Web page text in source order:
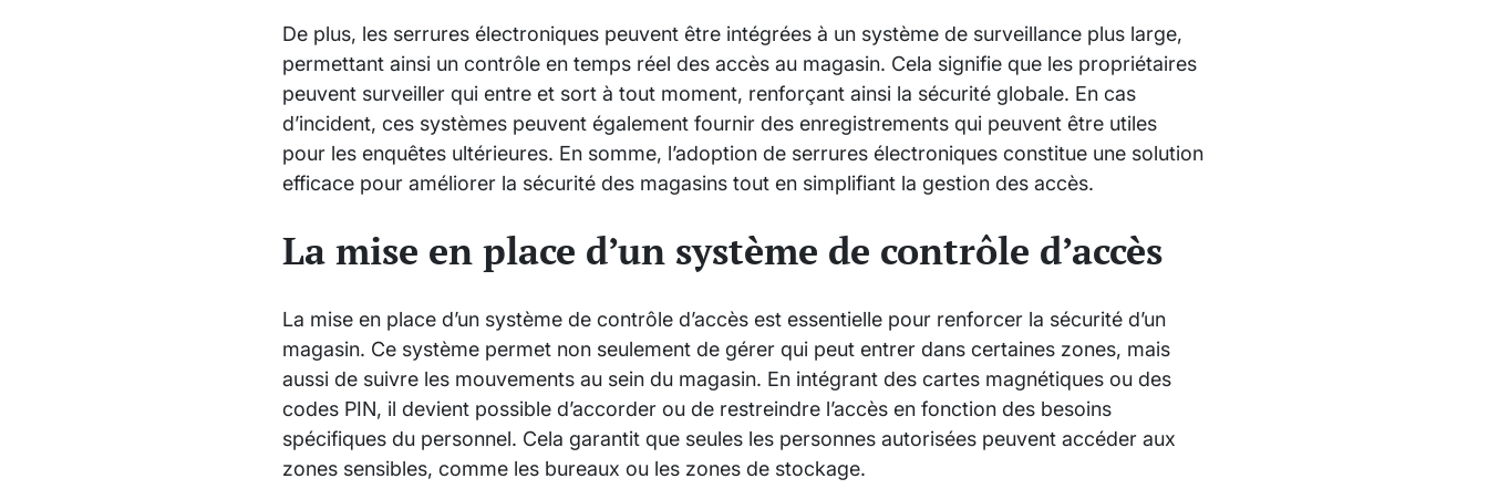
De plus, les serrures électroniques peuvent être intégrées à un système de surveillance plus large,
permettant ainsi un contrôle en temps réel des accès au magasin. Cela signifie que les propriétaires
peuvent surveiller qui entre et sort à tout moment, renforçant ainsi la sécurité globale. En cas
d’incident, ces systèmes peuvent également fournir des enregistrements qui peuvent être utiles
pour les enquêtes ultérieures. En somme, l’adoption de serrures électroniques constitue une solution
efficace pour améliorer la sécurité des magasins tout en simplifiant la gestion des accès.
La mise en place d’un système de contrôle d’accès
La mise en place d’un système de contrôle d’accès est essentielle pour renforcer la sécurité d’un
magasin. Ce système permet non seulement de gérer qui peut entrer dans certaines zones, mais
aussi de suivre les mouvements au sein du magasin. En intégrant des cartes magnétiques ou des
codes PIN, il devient possible d’accorder ou de restreindre l’accès en fonction des besoins
spécifiques du personnel. Cela garantit que seules les personnes autorisées peuvent accéder aux
zones sensibles, comme les bureaux ou les zones de stockage.